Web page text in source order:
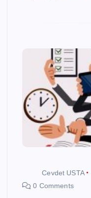
Cevdet USTA
0 Comments